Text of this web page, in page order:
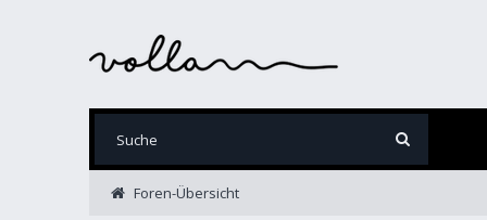
Foren-Übersicht